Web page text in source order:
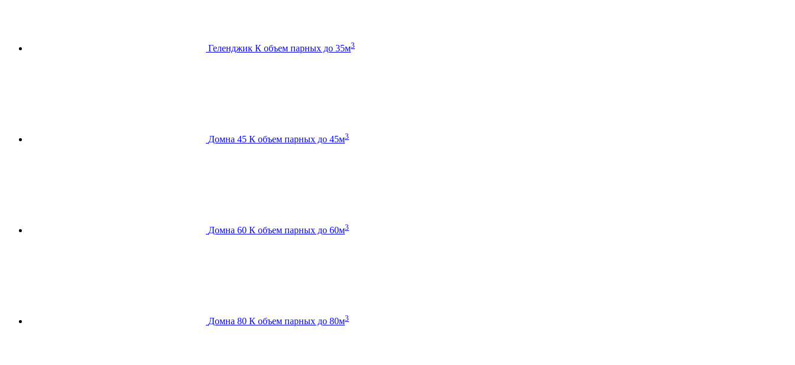
Геленджик К объем парных до 35м3
Домна 45 К объем парных до 45м3
Домна 60 К объем парных до 60м3
Домна 80 К объем парных до 80м3